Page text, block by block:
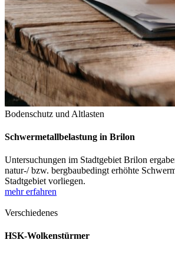
Bodenschutz und Altlasten
Schwermetallbelastung in Brilon
Untersuchungen im Stadtgebiet Brilon
natur-/ bzw. bergbaubedingt erhöhte
Stadtgebiet vorliegen.
mehr erfahren
Verschiedenes
HSK-Wolkenstürmer